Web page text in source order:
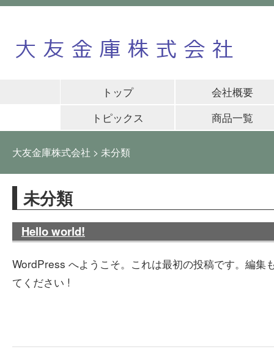
トップ
会社概要
トピックス
商品一覧
大友金庫株式会社 > 未分類
未分類
Hello world!
WordPress へようこそ。これは最初の投稿です。編集
てください !